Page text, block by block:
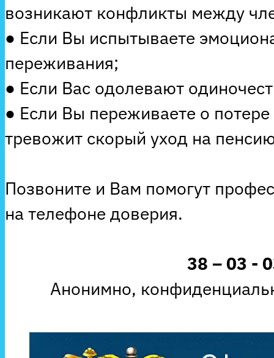
возникают конфликты между
● Если Вы испытываете
переживания;
● Если Вас одолевают
● Если Вы переживаете о
тревожит скорый уход на
Позвоните и Вам помогут
на телефоне доверия.
38 – 03 -
Анонимно,